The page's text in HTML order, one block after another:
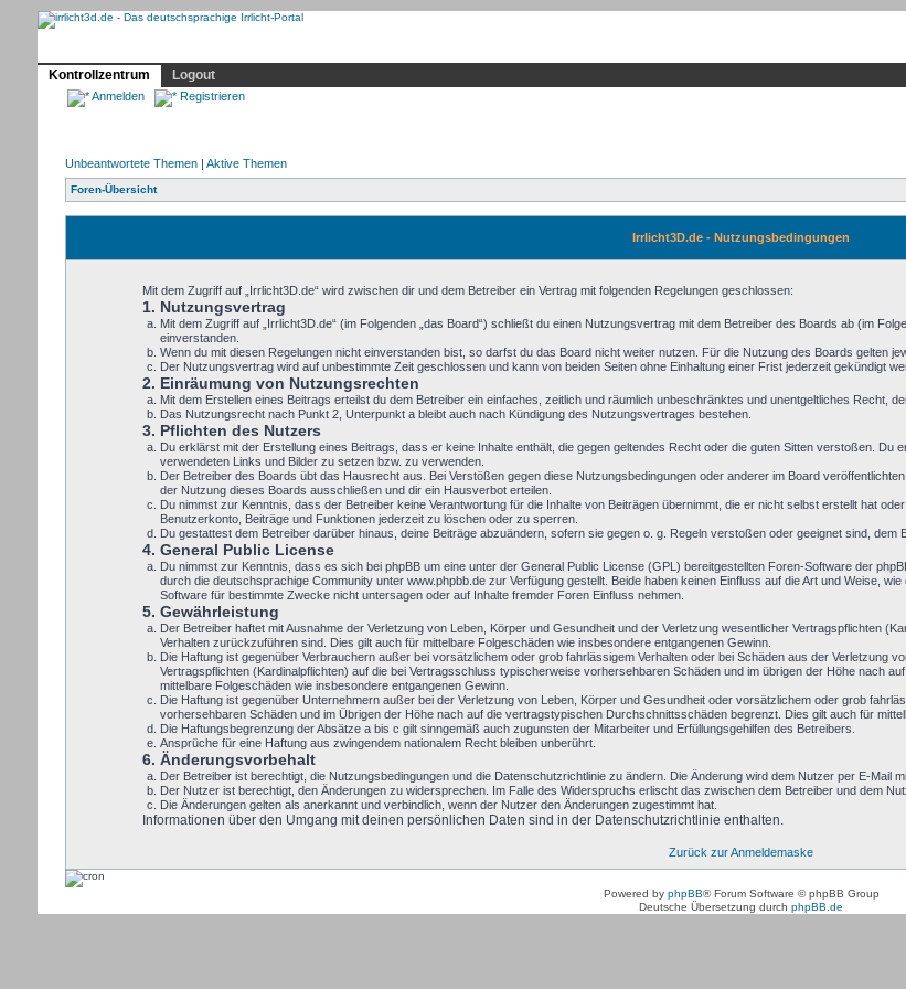
Kontrollzentrum
Logout
Anmelden Registrieren
Unbeantwortete Themen| Aktive Themen
Foren-Übersicht
Irrlicht3D.de - Nutzungsbedingungen
Mit dem Zugriff auf „Irrlicht3D.de“ wird zwischen dir und dem Betreiber ein Vertrag mit folgenden Regelungen geschlossen:
1. Nutzungsvertrag
Mit dem Zugriff auf „Irrlicht3D.de“ (im Folgenden „das Board“) schließt du einen Nutzungsvertrag mit dem Betreiber des Boards ab (im
einverstanden.
Wenn du mit diesen Regelungen nicht einverstanden bist, so darfst du das Board nicht weiter nutzen. Für die Nutzung des Boards gelten
Der Nutzungsvertrag wird auf unbestimmte Zeit geschlossen und kann von beiden Seiten ohne Einhaltung einer Frist jederzeit gekündigt
2. Einräumung von Nutzungsrechten
Mit dem Erstellen eines Beitrags erteilst du dem Betreiber ein einfaches, zeitlich und räumlich unbeschränktes und unentgeltliches Recht,
Das Nutzungsrecht nach Punkt 2, Unterpunkt a bleibt auch nach Kündigung des Nutzungsvertrages bestehen.
3. Pflichten des Nutzers
Du erklärst mit der Erstellung eines Beitrags, dass er keine Inhalte enthält, die gegen geltendes Recht oder die guten Sitten verstoßen.
verwendeten Links und Bilder zu setzen bzw. zu verwenden.
Der Betreiber des Boards übt das Hausrecht aus. Bei Verstößen gegen diese Nutzungsbedingungen oder anderer im Board
der Nutzung dieses Boards ausschließen und dir ein Hausverbot erteilen.
Du nimmst zur Kenntnis, dass der Betreiber keine Verantwortung für die Inhalte von Beiträgen übernimmt, die er nicht selbst erstellt hat
Benutzerkonto, Beiträge und Funktionen jederzeit zu löschen oder zu sperren.
Du gestattest dem Betreiber darüber hinaus, deine Beiträge abzuändern, sofern sie gegen o. g. Regeln verstoßen oder geeignet sind, dem
4. General Public License
Du nimmst zur Kenntnis, dass es sich bei phpBB um eine unter der General Public License (GPL) bereitgestellten Foren-Software der
durch die deutschsprachige Community unter www.phpbb.de zur Verfügung gestellt. Beide haben keinen Einfluss auf die Art und Weise,
Software für bestimmte Zwecke nicht untersagen oder auf Inhalte fremder Foren Einfluss nehmen.
5. Gewährleistung
Der Betreiber haftet mit Ausnahme der Verletzung von Leben, Körper und Gesundheit und der Verletzung wesentlicher Vertragspflichten
Verhalten zurückzuführen sind. Dies gilt auch für mittelbare Folgeschäden wie insbesondere entgangenen Gewinn.
Die Haftung ist gegenüber Verbrauchern außer bei vorsätzlichem oder grob fahrlässigem Verhalten oder bei Schäden aus der Verletzung
Vertragspflichten (Kardinalpflichten) auf die bei Vertragsschluss typischerweise vorhersehbaren Schäden und im übrigen der Höhe nach
mittelbare Folgeschäden wie insbesondere entgangenen Gewinn.
Die Haftung ist gegenüber Unternehmern außer bei der Verletzung von Leben, Körper und Gesundheit oder vorsätzlichem oder grob
vorhersehbaren Schäden und im Übrigen der Höhe nach auf die vertragstypischen Durchschnittsschäden begrenzt. Dies gilt auch für
Die Haftungsbegrenzung der Absätze a bis c gilt sinngemäß auch zugunsten der Mitarbeiter und Erfüllungsgehilfen des Betreibers.
Ansprüche für eine Haftung aus zwingendem nationalem Recht bleiben unberührt.
6. Änderungsvorbehalt
Der Betreiber ist berechtigt, die Nutzungsbedingungen und die Datenschutzrichtlinie zu ändern. Die Änderung wird dem Nutzer per E-Mail
Der Nutzer ist berechtigt, den Änderungen zu widersprechen. Im Falle des Widerspruchs erlischt das zwischen dem Betreiber und dem
Die Änderungen gelten als anerkannt und verbindlich, wenn der Nutzer den Änderungen zugestimmt hat.
Informationen über den Umgang mit deinen persönlichen Daten sind in der Datenschutzrichtlinie enthalten.
Zurück zur Anmeldemaske
Powered by phpBB® Forum Software © phpBB Group
Deutsche Übersetzung durchphpBB.de